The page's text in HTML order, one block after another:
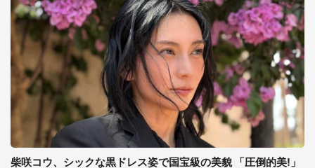
柴咲コウ、シックな黒ドレス姿で国宝級の美貌 「圧倒的美!」